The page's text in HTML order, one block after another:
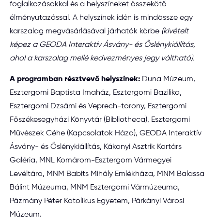
foglalkozásokkal és a helyszíneket összekötő
élményutazással. A helyszínek idén is mindössze egy
karszalag megvásárlásával járhatók körbe (kivételt
képez a GEODA Interaktív Ásvány- és Őslénykiállítás,
ahol a karszalag mellé kedvezményes jegy váltható).
A programban résztvevő helyszínek: Duna Múzeum,
Esztergomi Baptista Imaház, Esztergomi Bazilika,
Esztergomi Dzsámi és Veprech-torony, Esztergomi
Főszékesegyházi Könyvtár (Bibliotheca), Esztergomi
Művészek Céhe (Kapcsolatok Háza), GEODA Interaktív
Ásvány- és Őslénykiállítás, Kákonyi Asztrik Kortárs
Galéria, MNL Komárom-Esztergom Vármegyei
Levéltára, MNM Babits Mihály Emlékháza, MNM Balassa
Bálint Múzeuma, MNM Esztergomi Vármúzeuma,
Pázmány Péter Katolikus Egyetem, Párkányi Városi
Múzeum.